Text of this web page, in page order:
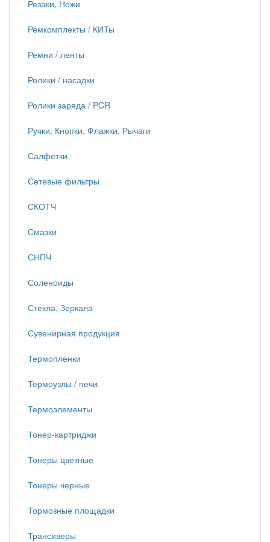
Резаки, Ножи
Ремкомплекты / КИТы
Ремни / ленты
Ролики / насадки
Ролики заряда / PCR
Ручки, Кнопки, Флажки, Рычаги
Салфетки
Сетевые фильтры
СКОТЧ
Смазки
СНПЧ
Соленоиды
Стекла, Зеркала
Сувенирная продукция
Термопленки
Термоузлы / печи
Термоэлементы
Тонер-картриджи
Тонеры цветные
Тонеры черные
Тормозные площадки
Трансиверы